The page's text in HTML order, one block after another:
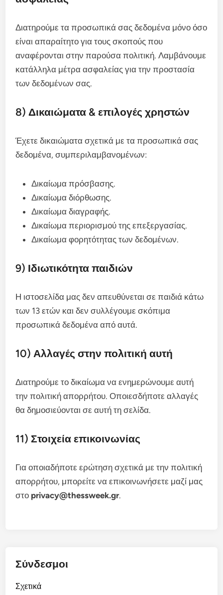
Διατηρούμε τα προσωπικά σας δεδομένα μόνο όσο
είναι απαραίτητο για τους σκοπούς που
αναφέρονται στην παρούσα πολιτική. Λαμβάνουμε
κατάλληλα μέτρα ασφαλείας για την προστασία
των δεδομένων σας.
8) Δικαιώματα & επιλογές χρηστών
Έχετε δικαιώματα σχετικά με τα προσωπικά σας
δεδομένα, συμπεριλαμβανομένων:
Δικαίωμα πρόσβασης.
Δικαίωμα διόρθωσης.
Δικαίωμα διαγραφής.
Δικαίωμα περιορισμού της επεξεργασίας.
Δικαίωμα φορητότητας των δεδομένων.
9) Ιδιωτικότητα παιδιών
Η ιστοσελίδα μας δεν απευθύνεται σε παιδιά κάτω
των 13 ετών και δεν συλλέγουμε σκόπιμα
προσωπικά δεδομένα από αυτά.
10) Αλλαγές στην πολιτική αυτή
Διατηρούμε το δικαίωμα να ενημερώνουμε αυτή
την πολιτική απορρήτου. Οποιεσδήποτε αλλαγές
θα δημοσιεύονται σε αυτή τη σελίδα.
11) Στοιχεία επικοινωνίας
Για οποιαδήποτε ερώτηση σχετικά με την πολιτική
απορρήτου, μπορείτε να επικοινωνήσετε μαζί μας
στο privacy@thessweek.gr.
Σύνδεσμοι
Σχετικά